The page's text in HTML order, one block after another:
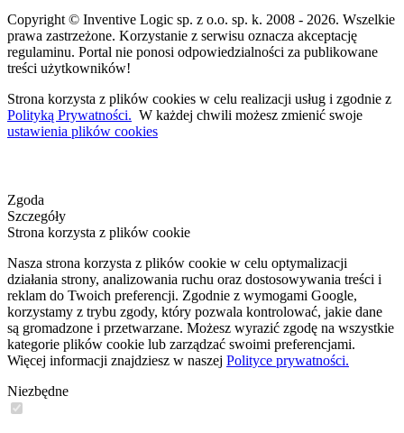
Copyright © Inventive Logic sp. z o.o. sp. k. 2008 - 2026. Wszelkie
prawa zastrzeżone. Korzystanie z serwisu oznacza akceptację
regulaminu. Portal nie ponosi odpowiedzialności za publikowane
treści użytkowników!
Strona korzysta z plików cookies w celu realizacji usług i zgodnie z
Polityką Prywatności. W każdej chwili możesz zmienić swoje
ustawienia plików cookies
Zgoda
Szczegóły
Strona korzysta z plików cookie
Nasza strona korzysta z plików cookie w celu optymalizacji
działania strony, analizowania ruchu oraz dostosowywania treści i
reklam do Twoich preferencji. Zgodnie z wymogami Google,
korzystamy z trybu zgody, który pozwala kontrolować, jakie dane
są gromadzone i przetwarzane. Możesz wyrazić zgodę na wszystkie
kategorie plików cookie lub zarządzać swoimi preferencjami.
Więcej informacji znajdziesz w naszej Polityce prywatności.
Niezbędne